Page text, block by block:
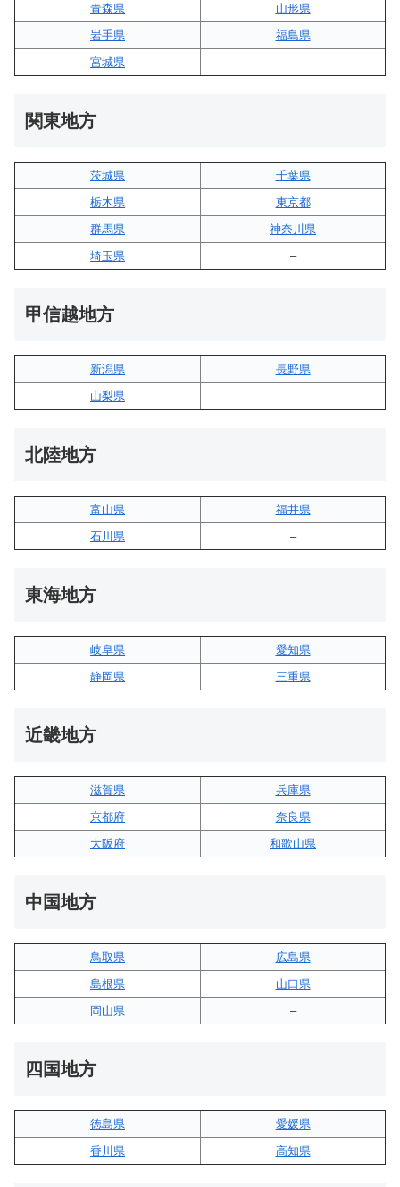
青森県
山形県
岩手県
福島県
宮城県
–
関東地方
茨城県
千葉県
栃木県
東京都
群馬県
神奈川県
埼玉県
–
甲信越地方
新潟県
長野県
山梨県
–
北陸地方
富山県
福井県
石川県
–
東海地方
岐阜県
愛知県
静岡県
三重県
近畿地方
滋賀県
兵庫県
京都府
奈良県
大阪府
和歌山県
中国地方
鳥取県
広島県
島根県
山口県
岡山県
–
四国地方
徳島県
愛媛県
香川県
高知県